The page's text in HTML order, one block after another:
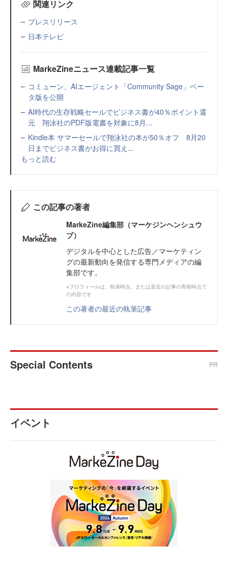
関連リンク
プレスリリース
日本テレビ
MarkeZineニュース連載記事一覧
コミューン、AIエージェント「Community Sage」ベー
タ版を公開
AI時代の生存戦略セールでビジネス書が40％ポイント還
元 翔泳社のPDF版電書を対象に8月...
Kindle本 サマーセールで翔泳社の本が50％オフ 8月20
日までビジネス書がお得に買え...
もっと読む
この記事の著者
MarkeZine編集部（マーケジンヘンシュウ
ブ）
デジタルを中心とした広告／マーケティン
グの最新動向を発信する専門メディアの編
集部です。
※プロフィールは、執筆時点、または直近の記事の寄稿時点で
の内容です
この著者の最近の執筆記事
Special Contents PR
イベント